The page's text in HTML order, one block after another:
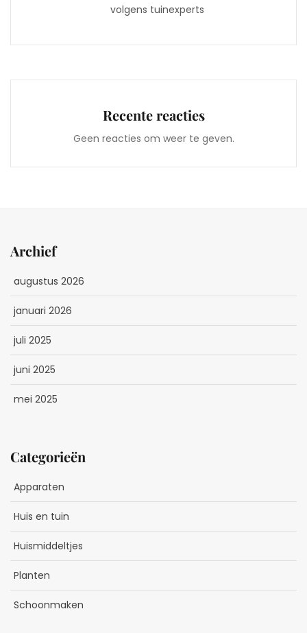
volgens tuinexperts
Recente reacties
Geen reacties om weer te geven.
Archief
augustus 2026
januari 2026
juli 2025
juni 2025
mei 2025
Categorieën
Apparaten
Huis en tuin
Huismiddeltjes
Planten
Schoonmaken